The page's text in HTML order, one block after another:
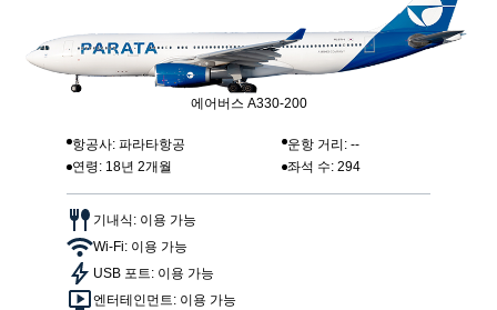
에어버스 A330-200
항공사: 파라타항공
운항 거리: --
연령: 18년 2개월
좌석 수: 294
기내식: 이용 가능
Wi-Fi: 이용 가능
USB 포트: 이용 가능
엔터테인먼트: 이용 가능